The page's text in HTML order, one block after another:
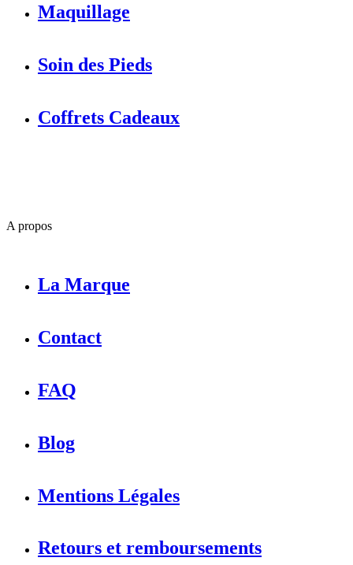
Maquillage
Soin des Pieds
Coffrets Cadeaux
A propos
La Marque
Contact
FAQ
Blog
Mentions Légales
Retours et remboursements